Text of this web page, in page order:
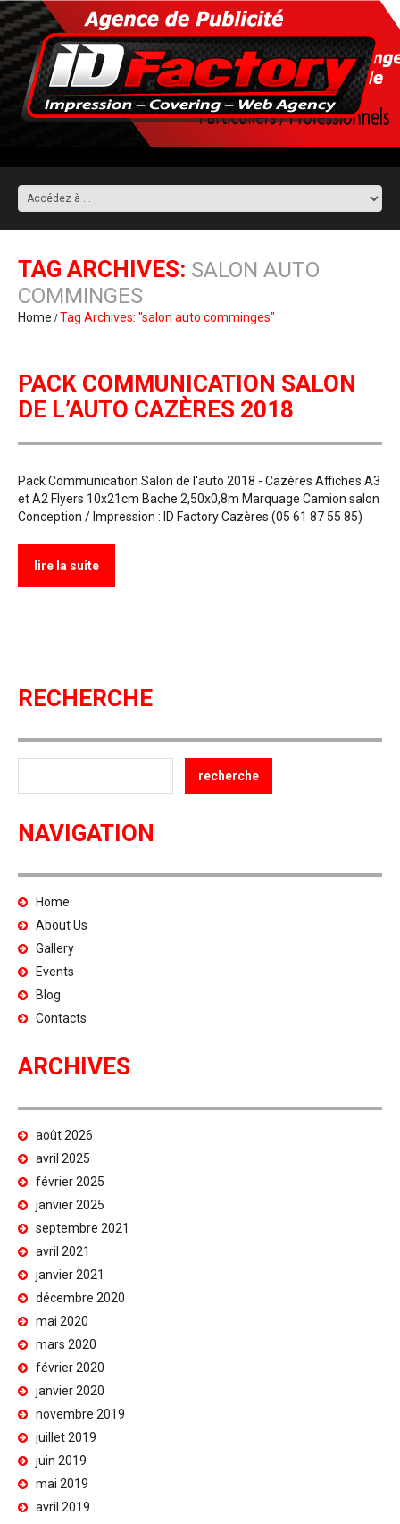
TAG ARCHIVES: SALON AUTO
COMMINGES
Home Tag Archives: "salon auto comminges"
PACK COMMUNICATION SALON
DE L’AUTO CAZÈRES 2018
Pack Communication Salon de l'auto 2018 - Cazères Affiches A3
et A2 Flyers 10x21cm Bache 2,50x0,8m Marquage Camion salon
Conception / Impression : ID Factory Cazères (05 61 87 55 85)
lire la suite
RECHERCHE
NAVIGATION
Home
About Us
Gallery
Events
Blog
Contacts
ARCHIVES
août 2026
avril 2025
février 2025
janvier 2025
septembre 2021
avril 2021
janvier 2021
décembre 2020
mai 2020
mars 2020
février 2020
janvier 2020
novembre 2019
juillet 2019
juin 2019
mai 2019
avril 2019